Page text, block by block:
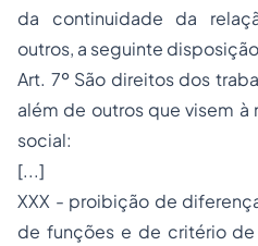
da continuidade da
outros, a seguinte
Art. 7º São direitos dos
além de outros que visem
social:
[...]
XXX - proibição de
de funções e de critério